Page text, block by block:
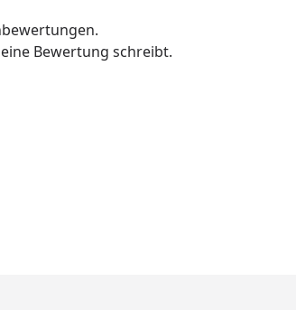
Bewertung schreibt.